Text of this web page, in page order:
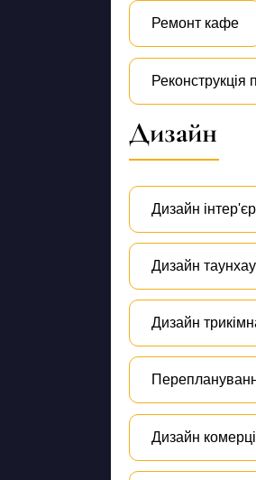
Ремонт кафе
Реконструкція
Дизайн
Дизайн
Дизайн
Дизайн
Дизайн